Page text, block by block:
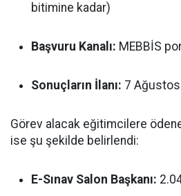
bitimine kadar)
Başvuru Kanalı: MEBBİS
Sonuçların İlanı: 7 Ağustos
Görev alacak eğitimcilere
ise şu şekilde belirlendi:
E-Sınav Salon Başkanı: